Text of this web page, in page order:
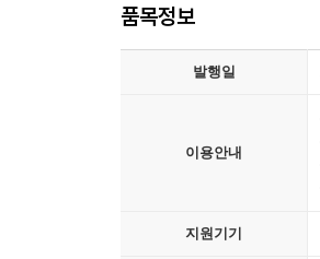
품목정보
발행일
이용안내
지원기기